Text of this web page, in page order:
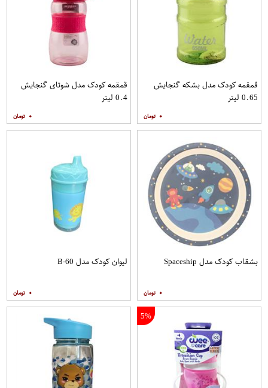
قمقمه کودک مدل بشکه گنجایش
0.65 لیتر
۰
قمقمه کودک مدل شوتای گنجایش
0.4 لیتر
۰
بشقاب کودک مدل Spaceship
۰
لیوان کودک مدل B-60
۰
5%